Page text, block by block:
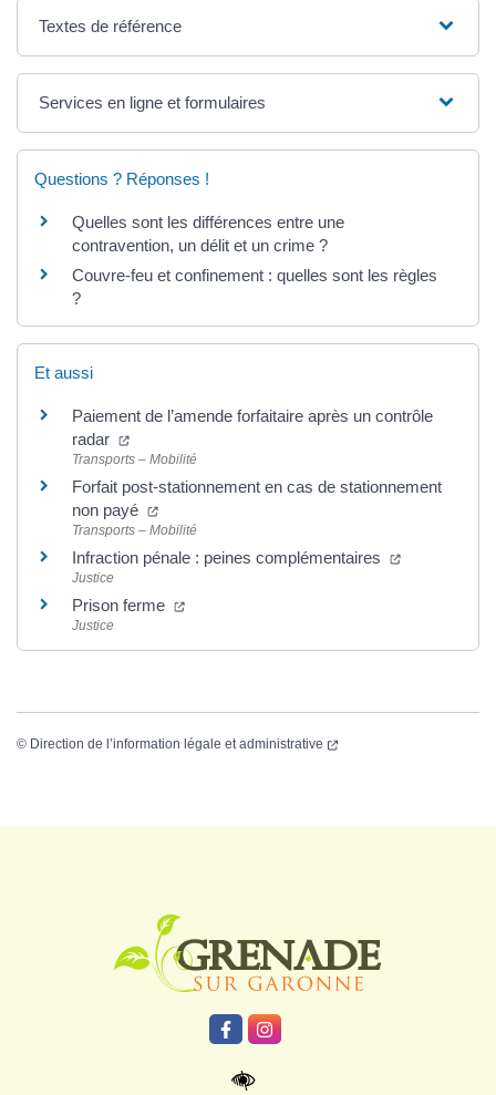
Textes de référence
Services en ligne et formulaires
Questions ? Réponses !
Quelles sont les différences entre une
contravention, un délit et un crime ?
Couvre-feu et confinement : quelles sont les règles
?
Et aussi
Paiement de l’amende forfaitaire après un contrôle
radar
Transports – Mobilité
Forfait post-stationnement en cas de stationnement
non payé
Transports – Mobilité
Infraction pénale : peines complémentaires
Justice
Prison ferme
Justice
© Direction de l’information légale et administrative
Lien vers le compte Facebook
Lien vers le compte